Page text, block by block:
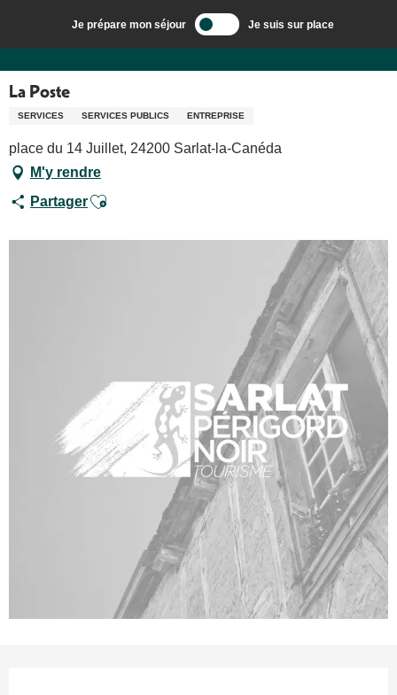
contenu
principal
Je prépare mon séjour Je suis sur place
Bienvenue à Sarlat, Capitale du Périgord Noir
La Poste
SERVICES SERVICES PUBLICS ENTREPRISE
place du 14 Juillet, 24200 Sarlat-la-Canéda
M'y rendre
PartagerAjouter aux favoris